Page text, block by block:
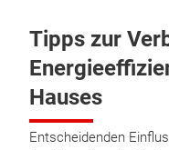
Tipps zur
Hauses
Entscheidenden